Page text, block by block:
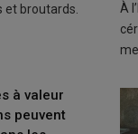
appentis contre une
à un Gaec à
la relève, les
et broutards.
À
à valeur
peuvent